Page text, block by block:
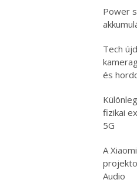
Power
Tech
és
fizikai
5G
A
Audio